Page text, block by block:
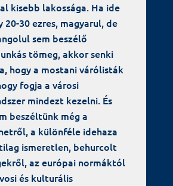
kisebb lakossága. Ha ide
20-30 ezres, magyarul, de
sem beszélő
tömeg, akkor senki
hogy a mostani várólisták
fogja a városi
mindezt kezelni. És
beszéltünk még a
a különféle idehaza
ismeretlen, behurcolt
az európai normáktól
és kulturális